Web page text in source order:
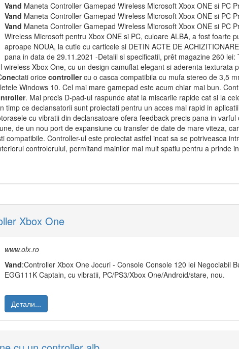
Vand Maneta Controller Gamepad Wireless Microsoft Xbox ONE si PC
Vand Maneta Controller Gamepad Wireless Microsoft Xbox ONE si PC
Vand Maneta Controller Gamepad Wireless Microsoft Xbox ONE si PC
Wireless Microsoft pentru Xbox ONE si PC, culoare ALBA, a fost foarte
aproape NOUA, la cutie cu carticele si DETIN ACTE DE
pana in data de 29.11.2021 -Detalii si specificatii, prêt magazine 260
wireless Xbox One, cu un design camuflat elegant si aderenta texturata
onectati orice controllercu o casca compatibila cu mufa stereo de 3,5
Windows 10. Cel mai mare gamepad este acum chiar mai bun.
. Mai precis D-pad-ul raspunde atat la miscarile rapide cat si la
timp ce declansatorii sunt proiectati pentru un acces mai rapid in
cu vibratii din declansatoare ofera feedback precis pana in
de un nou port de expansiune cu transfer de date de mare viteza,
compatibile. Controller-ul este proiectat astfel incat sa se potriveasca
controlerului, permitand mainilor mai mult spatiu pentru a prinde
Xbox One
www.olx.ro
Vand:Controller Xbox One Jocuri - Console Console 120 lei Negociabil
EGG111K Captain, cu vibratii, PC/PS3/Xbox One/Android/stare, nou.
Детали...